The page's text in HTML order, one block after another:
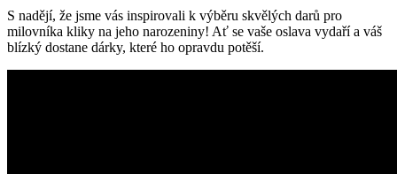
S nadějí, že jsme vás inspirovali k výběru skvělých ⁢darů pro
milovníka kliky na jeho narozeniny! Ať ⁢se vaše ‍oslava ⁢vydaří a váš
blízký dostane dárky, které ho opravdu potěší.